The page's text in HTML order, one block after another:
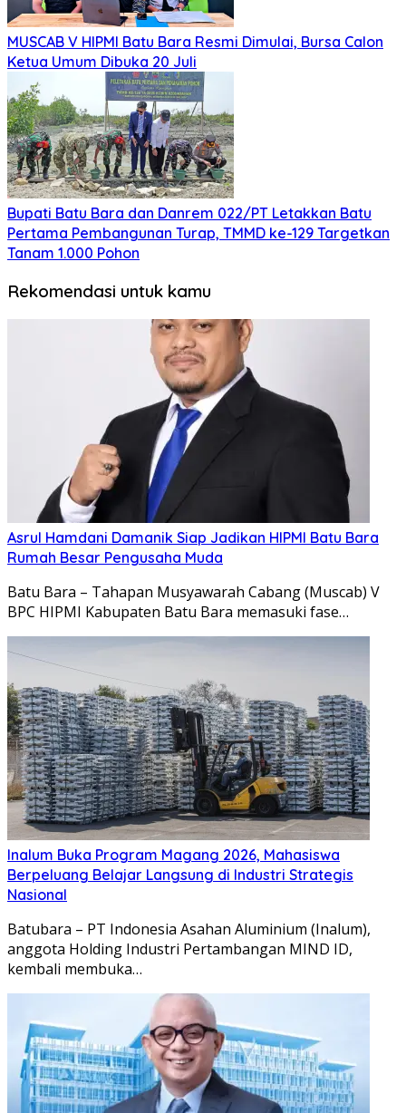
MUSCAB V HIPMI Batu Bara Resmi Dimulai, Bursa Calon
Ketua Umum Dibuka 20 Juli
Bupati Batu Bara dan Danrem 022/PT Letakkan Batu
Pertama Pembangunan Turap, TMMD ke-129 Targetkan
Tanam 1.000 Pohon
Rekomendasi untuk kamu
Asrul Hamdani Damanik Siap Jadikan HIPMI Batu Bara
Rumah Besar Pengusaha Muda
Batu Bara – Tahapan Musyawarah Cabang (Muscab) V
BPC HIPMI Kabupaten Batu Bara memasuki fase…
Inalum Buka Program Magang 2026, Mahasiswa
Berpeluang Belajar Langsung di Industri Strategis
Nasional
Batubara – PT Indonesia Asahan Aluminium (Inalum),
anggota Holding Industri Pertambangan MIND ID,
kembali membuka…